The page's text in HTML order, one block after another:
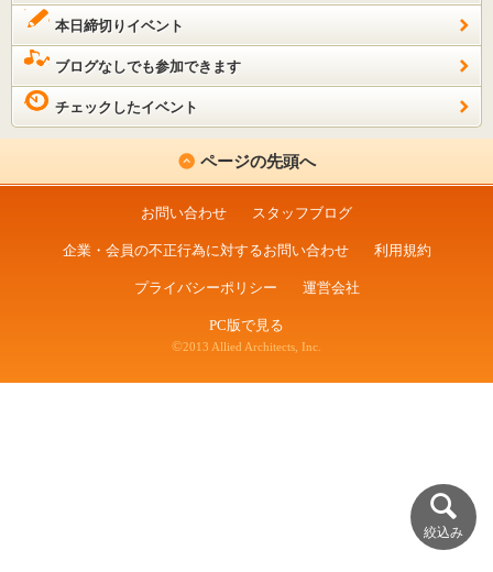
絞込み
本日締切りイベント
ブログなしでも参加できます
チェックしたイベント
ページの先頭へ
お問い合わせ スタッフブログ
企業・会員の不正行為に対するお問い合わせ 利用規約
プライバシーポリシー 運営会社
PC版で見る
©2013 Allied Architects, Inc.